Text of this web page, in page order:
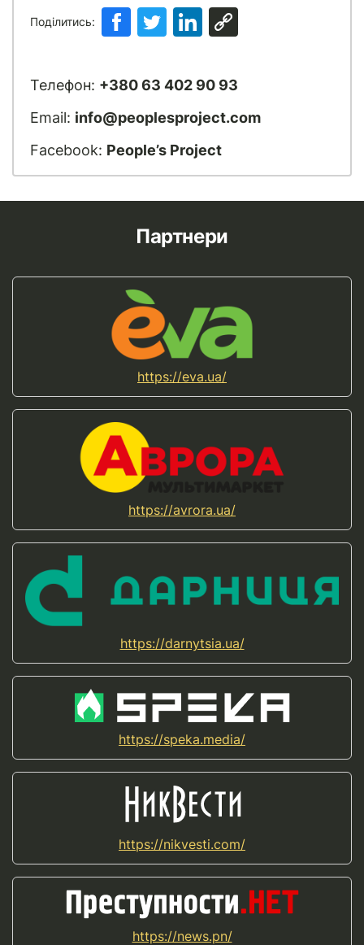
Поділитись:
Телефон: +380 63 402 90 93
Email: info@peoplesproject.com
Facebook: People’s Project
Партнери
https://eva.ua/
https://avrora.ua/
https://darnytsia.ua/
https://speka.media/
https://nikvesti.com/
https://news.pn/